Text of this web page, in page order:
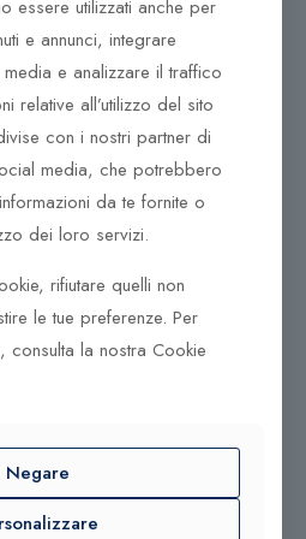
unica nella scelta
La cura del dettaglio e
passione ne distinguono lo
le proprie collezioni,
di un linguaggio
lega in modo indissolubile la
classico.
ed essenziale, quella che
pensiamo al gioiello
forma pulita, nella sua
essere utilizzati anche per
e annunci, integrare
e analizzare il traffico
relative all’utilizzo del sito
con i nostri partner di
media, che potrebbero
da te fornite o
dei loro servizi.
rifiutare quelli non
le tue preferenze. Per
consulta la nostra Cookie
Negare